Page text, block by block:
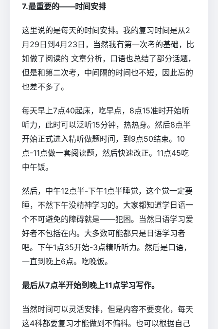
7.最重要的――时间安排
这里说的是每天的时间安排。我的复习时间是从2
月29日到4月23日，当然我有第一次考的基础，比
如做了阅读的 文章分析，口语也总结了部分话题，
但是和第二次考，中间隔的时间也不短，因此忘的
也差不多了。
每天早上7点40起床，吃早点，8点15准时开始听
听力，此时可以泛听15分钟，热热身。然后8点半
开始正式进入精听做题时间，到9点50结束。10
点-11点做一套阅读题，然后快速改正。11点45吃
中午饭。
然后，中午12点半-下午1点半睡觉，这个觉一定要
睡，不然下午没精神学习的。大家都知道学日语一
个不可避免的障碍就是――犯困。当然日语学习爱
好者不包括在内。大多数可能都只是日语学习者
吧。下午1点35开始-3点精听听力。然后是口语，
一直到晚上6点。吃晚饭。
最后从7点半开始到晚上11点学习写作。
当然时间可以灵活安排，但是内容不要变化，每天
这4科都要复习才能做到不偏科。也可以根据自己